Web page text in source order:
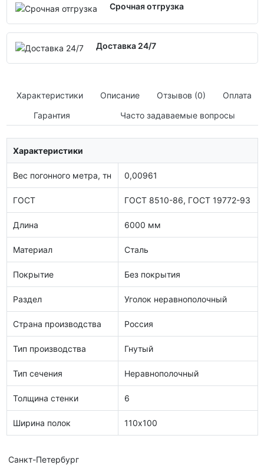
Срочная отгрузка
Доставка 24/7
Характеристики Описание Отзывов (0)
Оплата
Гарантия
Часто задаваемые вопросы
Характеристики
Вес погонного метра, тн 0,00961
ГОСТ ГОСТ 8510-86, ГОСТ 19772-93
Длина 6000 мм
Материал Сталь
Покрытие Без покрытия
Раздел Уголок неравнополочный
Страна производства Россия
Тип производства Гнутый
Тип сечения Неравнополочный
Толщина стенки 6
Ширина полок 110х100
Санкт-Петербург